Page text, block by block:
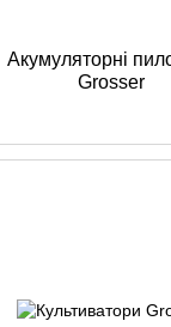
Акумуляторні
Grosser